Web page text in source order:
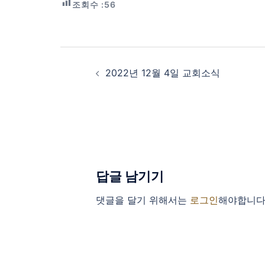
조회수 :56
Post
navigation
2022년 12월 4일 교회소식
답글 남기기
댓글을 달기 위해서는 로그인해야합니